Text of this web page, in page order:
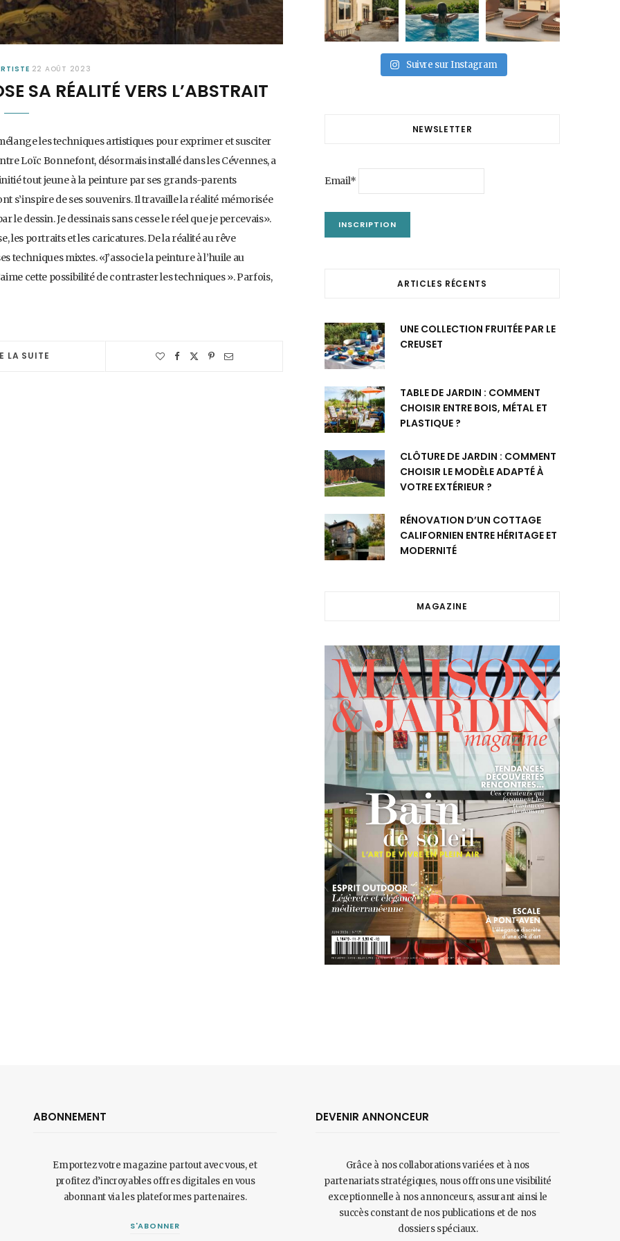
22 AOÛT 2023
SA RÉALITÉ VERS L’ABSTRAIT
les techniques artistiques pour exprimer et susciter
Loïc Bonnefont, désormais installé dans les Cévennes, a
tout jeune à la peinture par ses grands-parents
s’inspire de ses souvenirs. Il travaille la réalité mémorisée
le dessin. Je dessinais sans cesse le réel que je percevais».
les portraits et les caricatures. De la réalité au rêve
mixtes. «J’associe la peinture à l’huile au
cette possibilité de contraster les techniques ». Parfois,
LA SUITE
Suivre sur Instagram
NEWSLETTER
Email*
ARTICLES RÉCENTS
UNE COLLECTION FRUITÉE PAR LE
CREUSET
TABLE DE JARDIN : COMMENT
CHOISIR ENTRE BOIS, MÉTAL ET
PLASTIQUE ?
CLÔTURE DE JARDIN : COMMENT
CHOISIR LE MODÈLE ADAPTÉ À
VOTRE EXTÉRIEUR ?
RÉNOVATION D’UN COTTAGE
CALIFORNIEN ENTRE HÉRITAGE ET
MODERNITÉ
MAGAZINE
ABONNEMENT
Emportez votre magazine partout avec vous, et
profitez d’incroyables offres digitales en vous
abonnant via les plateformes partenaires.
S'ABONNER
DEVENIR ANNONCEUR
Grâce à nos collaborations variées et à nos
partenariats stratégiques, nous offrons une visibilité
exceptionnelle à nos annonceurs, assurant ainsi le
succès constant de nos publications et de nos
dossiers spéciaux.